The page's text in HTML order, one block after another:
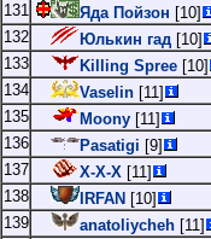
131
Яда Пойзон [10]
132
Юлькин гад [10]
133
Killing Spree [10]
134
Vaselin [11]
135
Moony [11]
136
Pasatigi [9]
137
Х-Х-Х [11]
138
IRFAN [10]
139
anatoliycheh [11]